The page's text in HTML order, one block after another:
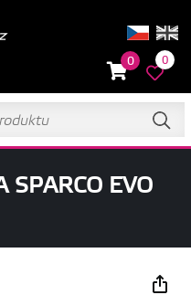
0 0
SPARCO EVO